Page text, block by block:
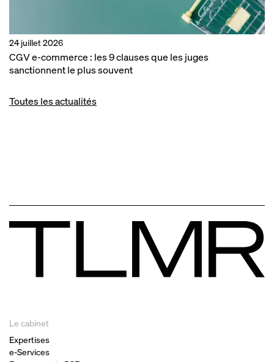
24 juillet 2026
CGV e-commerce : les 9 clauses que les juges
sanctionnent le plus souvent
Toutes les actualités
Le cabinet
Expertises
e-Services